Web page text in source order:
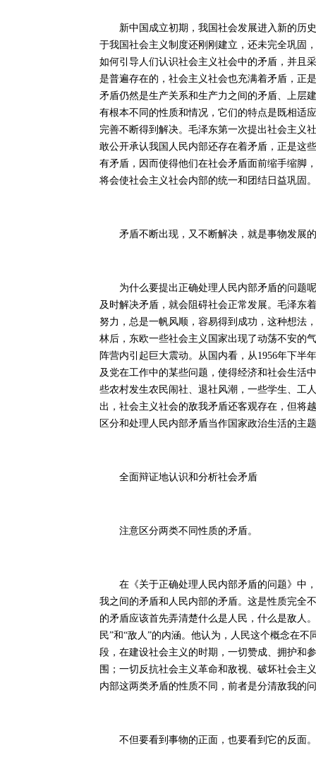
新中国成立初期，我国社会发展进入新的历史
于我国社会主义制度还刚刚建立，还未完全巩固
如何引导人们认识社会主义社会中的矛盾，并且
是普遍存在的，社会主义社会也充满着矛盾，正
矛盾仍然是生产关系和生产力之间的矛盾、上层
有根本不同的性质和情况，它们的特点是既相适
完善不断得到解决。毛泽东第一次提出社会主义
敢公开承认我国人民内部还存在着矛盾，正是这
有矛盾，因而使得他们在社会矛盾面前缩手缩脚
将会使社会主义社会内部的统一和团结日益巩固
矛盾不断出现，又不断解决，就是事物发展
为什么要提出正确处理人民内部矛盾的问题呢
及时解决矛盾，就会阻碍社会正常发展。毛泽东
努力，总是一帆风顺，容易得到成功，这种想法
林后，东欧一些社会主义国家出现了动荡不安的
阵营内引起巨大震动。从国内看，从1956年下半
及党在工作中的某些问题，使得经济和社会生活
些农村发生农民闹社、退社风潮，一些学生、工
出，社会主义社会的敌我矛盾还客观存在，但将
区分和处理人民内部矛盾当作国家政治生活的主
全面辩证地认识和分析社会矛盾
注意区分两类不同性质的矛盾。
在《关于正确处理人民内部矛盾的问题》中，
我之间的矛盾和人民内部的矛盾。这是性质完全
的矛盾应该首先弄清楚什么是人民，什么是敌人
民”和“敌人”的内涵。他认为，人民这个概念在
段，在建设社会主义的时期，一切赞成、拥护和
围；一切反抗社会主义革命和敌视、破坏社会主
内部这两类矛盾的性质不同，前者是分清敌我的
不但要看到事物的正面，也要看到它的反面。